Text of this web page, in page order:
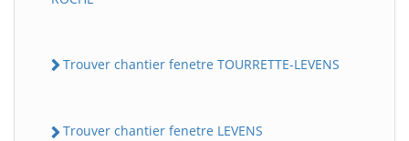
Trouver chantier fenetre TOURRETTE-LEVENS
Trouver chantier fenetre LEVENS